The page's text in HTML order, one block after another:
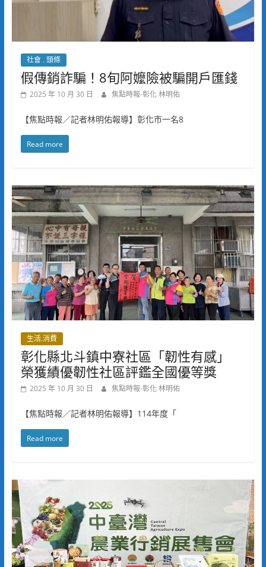
社會 . 頭條
假傳銷詐騙！8旬阿嬤險被騙開戶匯錢
2025 年 10 月 30 日 焦點時報-彰化 林明佑
【焦點時報／記者林明佑報導】彰化市一名8
Read more
生活.消費
彰化縣北斗鎮中寮社區「韌性有感」
榮獲績優韌性社區評鑑全國優等獎
2025 年 10 月 30 日 焦點時報-彰化 林明佑
【焦點時報／記者林明佑報導】114年度「
Read more